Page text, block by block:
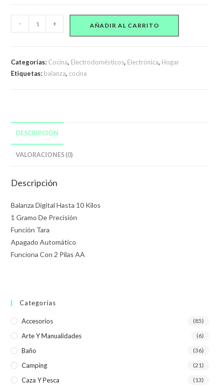
Cocina
Kg
Regalo
cantidad
- + AÑADIR AL CARRITO
Categorías: Cocina, Electrodomésticos, Electrónica, Hogar
Etiquetas: balanza, cocina
DESCRIPCIÓN
VALORACIONES (0)
Descripción
Balanza Digital Hasta 10 Kilos
1 Gramo De Precisión
Función Tara
Apagado Automático
Funciona Con 2 Pilas AA
Categorías
Accesorios (85)
Arte Y Manualidades (6)
Baño (36)
Camping (21)
Caza Y Pesca (13)